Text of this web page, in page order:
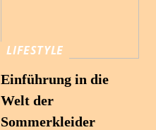
LIFESTYLE
Einführung in die
Welt der
Sommerkleider